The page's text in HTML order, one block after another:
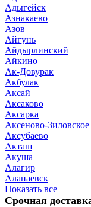
Адыгейск
Азнакаево
Азов
Айгунь
Айдырлинский
Айкино
Ак-Довурак
Акбулак
Аксай
Аксаково
Аксарка
Аксеново-Зиловское
Аксубаево
Акташ
Акуша
Алагир
Алапаевск
Показать все
Срочная